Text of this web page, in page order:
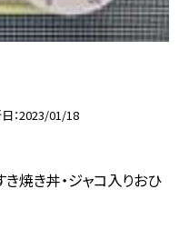
2023/01/18
焼き丼・ジャコ入りおひ